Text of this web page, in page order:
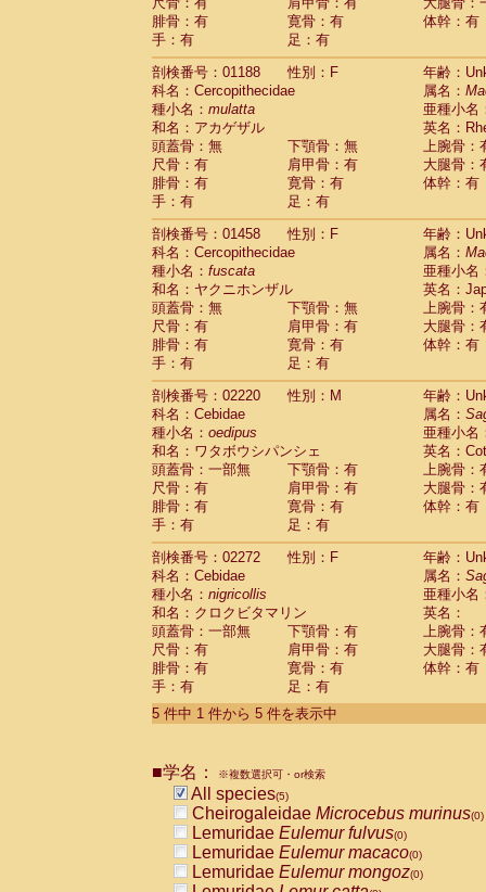
Cebidae Saguinus weddelli
Cebidae Saguinusspp.
Cebidae Aotus trivirgatus
Cebidae Cebus albifrons
CebidaeCebus apella
Cebidae
CebidaeCebus nigrivittatus
Cebidae Cebusspp.(0)
Cebidae Saimiri boliviensis
Cebidae Saimiri sciureus
Atelidae Alouatta caraya
AtelidaeAlouatta fusca
AtelidaeAlouatta seniculus
AtelidaeAlouatta
Atelidae Ateles belzebuth
Atelidae Ateles geoffroyi
Atelidae Ateles paniscus
Atelidae Atelesspp.
Atelidae Lagothrix lagothricha
AtelidaeLagothrix lagothricha cana(0)
Pitheciidae
Cacajao calvus
Pitheciidae
Callicebus cupreus(0)
Pitheciidae Callicebus donacophilus(0)
PitheciidaeCallicebus moloch(0)
Pitheciidae Callicebus torquatus(0)
Pitheciidae Callicebus
Pitheciidae Chiropotes satanas
Pitheciidae Pithecia monachus
Pitheciidae Pithecia pithecia (0)
Cercopithecidae Cercocebus agilis (0)
Cercopithecidae
Cercocebus
Cercopithecidae
Cercocebus
CercopithecidaeCercocebus
CercopithecidaeCercocebus
CercopithecidaeCercocebus hybrid(0)
CercopithecidaeCercocebus
CercopithecidaeLophocebus
CercopithecidaePapio hamadryas
Cercopithecidae
CercopithecidaePapiospp. (0)
CercopithecidaeMandrillus
CercopithecidaeMandrillus sphinx
CercopithecidaeTheropithecus
CercopithecidaeMacaca arctoides
腓骨：有
寛骨：有
体幹：有
手：有
足：有
剖検番号：01188
性別：F
年齢：
科名：Cercopithecidae
属名：
種小名： mulatta
亜種小名
和名：アカゲザル
英名：
頭蓋骨：無
下顎骨：無
上腕骨：
尺骨：有
肩甲骨：有
大腿骨：
腓骨：有
寛骨：有
体幹：有
手：有
足：有
剖検番号：01458
性別：F
年齢：
科名：Cercopithecidae
属名：
種小名： fuscata
亜種小名
和名：ヤクニホンザル
英名：
頭蓋骨：無
下顎骨：無
上腕骨：
尺骨：有
肩甲骨：有
大腿骨：
腓骨：有
寛骨：有
体幹：有
手：有
足：有
剖検番号：02220
性別：M
年齢：
科名：Cebidae
属名：
種小名： oedipus
亜種小名
和名：ワタボウシパンシェ
英名：
頭蓋骨：一部無
下顎骨：有
上腕骨：
尺骨：有
肩甲骨：有
大腿骨：
腓骨：有
寛骨：有
体幹：有
手：有
足：有
剖検番号：02272
性別：F
年齢：
科名：Cebidae
属名：
種小名： nigricollis
亜種小名
和名：クロクビタマリン
英名：
頭蓋骨：一部無
下顎骨：有
上腕骨：
尺骨：有
肩甲骨：有
大腿骨：
腓骨：有
寛骨：有
体幹：有
手：有
足：有
5 件中 1 件から 5 件を表示中
■学名： ※複数選択可・or検索
All species(5)
Cheirogaleidae Microcebus murinus(0)
Lemuridae Eulemur fulvus(0)
Lemuridae Eulemur macaco(0)
Lemuridae Eulemur mongoz(0)